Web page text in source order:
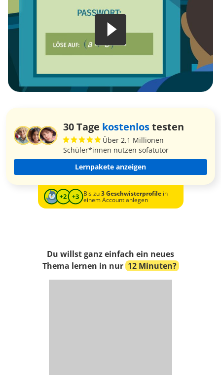
30 Tage kostenlostesten
Über 2,1 Millionen
Schüler*innen nutzen sofatutor
Lernpakete anzeigen
Bis zu3 Geschwisterprofilein
einem Account anlegen
Du willst ganz einfach ein neues
Thema lernen in nur 12 Minuten?